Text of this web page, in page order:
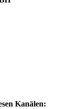
Kanälen: